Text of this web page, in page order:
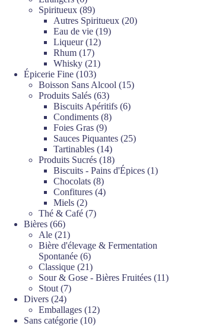
produits
Spiritueux 8989
produits
Autres Spiritueux 2020
Eau de vie 1919
Liqueur 1212
Rhum 1717
produits
Whisky 2121
Épicerie Fine 103103
produits
Boisson Sans Alcool 1515
Produits Salés 6363
produits
Biscuits Apéritifs 66
Condiments 88
Foies Gras 99
produits
Sauces Piquantes 2525
Tartinables 1414
produits
Produits Sucrés 1818
produits
Biscuits - Pains d'Épices 11
Chocolats 88
produits
Confitures 44
Miels 22
produits
Thé & Café 77
Bières 6666
produits
Ale 2121
produits
Bière d'élevage & Fermentation
Spontanée 66
produits
Classique 2121
produits
Sour & Gose - Bières Fruitées 1111
Stout 77
Divers 2424
produits
Emballages 1212
Sans catégorie 1010